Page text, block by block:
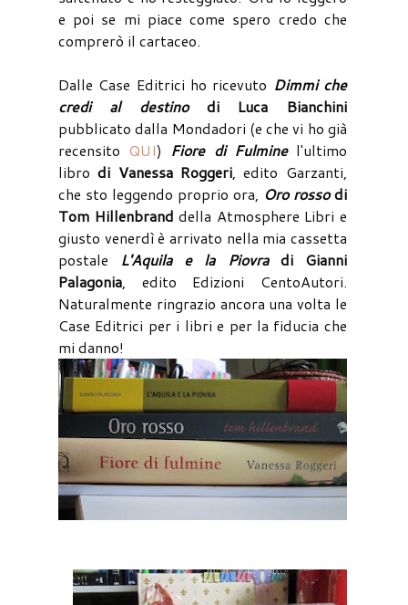
e poi se mi piace come spero credo che
comprerò il cartaceo.
Dalle Case Editrici ho ricevuto Dimmi che
credi al destinodi Luca Bianchini
pubblicato dalla Mondadori (e che vi ho già
recensito QUI) Fiore di Fulmine l'ultimo
librodi Vanessa Roggeri, edito Garzanti,
che sto leggendo proprio ora, Oro rossodi
Tom Hillenbrand della Atmosphere Libri e
giusto venerdì è arrivato nella mia cassetta
postale L'Aquila e la Piovradi Gianni
Palagonia, edito Edizioni CentoAutori.
Naturalmente ringrazio ancora una volta le
Case Editrici per i libri e per la fiducia che
mi danno!